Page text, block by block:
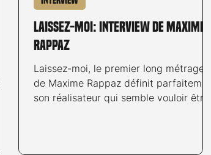
Laissez-moi: interview de Maxime
Rappaz
Laissez-moi, le premier long métrage
de Maxime Rappaz définit parfaitement
son réalisateur qui semble vouloir être